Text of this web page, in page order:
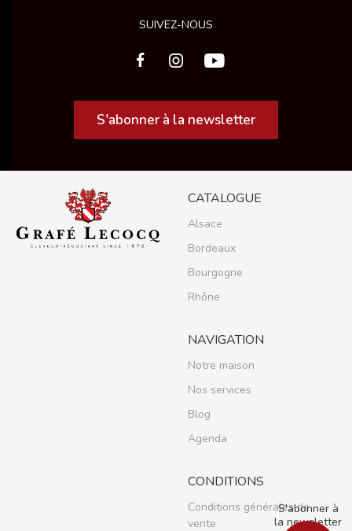
SUIVEZ-NOUS
S'abonner à la newsletter
CATALOGUE
Alsace
Bordeaux
Bourgogne
Rhône
NAVIGATION
Notre maison
Nos services
Blog
Agenda
CONDITIONS
Conditions générales de
vente
S'abonner à
la newsletter